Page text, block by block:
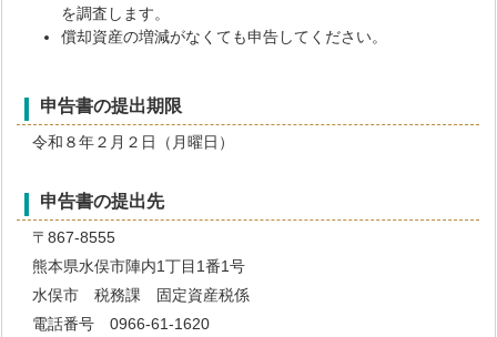
を調査します。
償却資産の増減がなくても申告してください。
申告書の提出期限
令和８年２月２日（月曜日）
申告書の提出先
〒867-8555
熊本県水俣市陣内1丁目1番1号
水俣市 税務課 固定資産税係
電話番号 0966-61-1620